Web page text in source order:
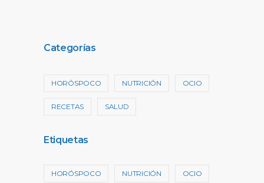
Categorías
HORÓSPOCO NUTRICIÓN OCIO
RECETAS SALUD
Etiquetas
HORÓSPOCO NUTRICIÓN OCIO